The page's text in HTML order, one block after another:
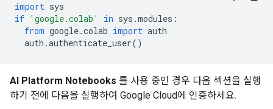
import sys
if 'google.colab' in sys .modules :
from google.colab import auth
auth .authenticate_user()
AI Platform Notebooks 를 사용 중인 경우 다음 섹션을 실행
하기 전에 다음을 실행하여 Google Cloud에 인증하세요.